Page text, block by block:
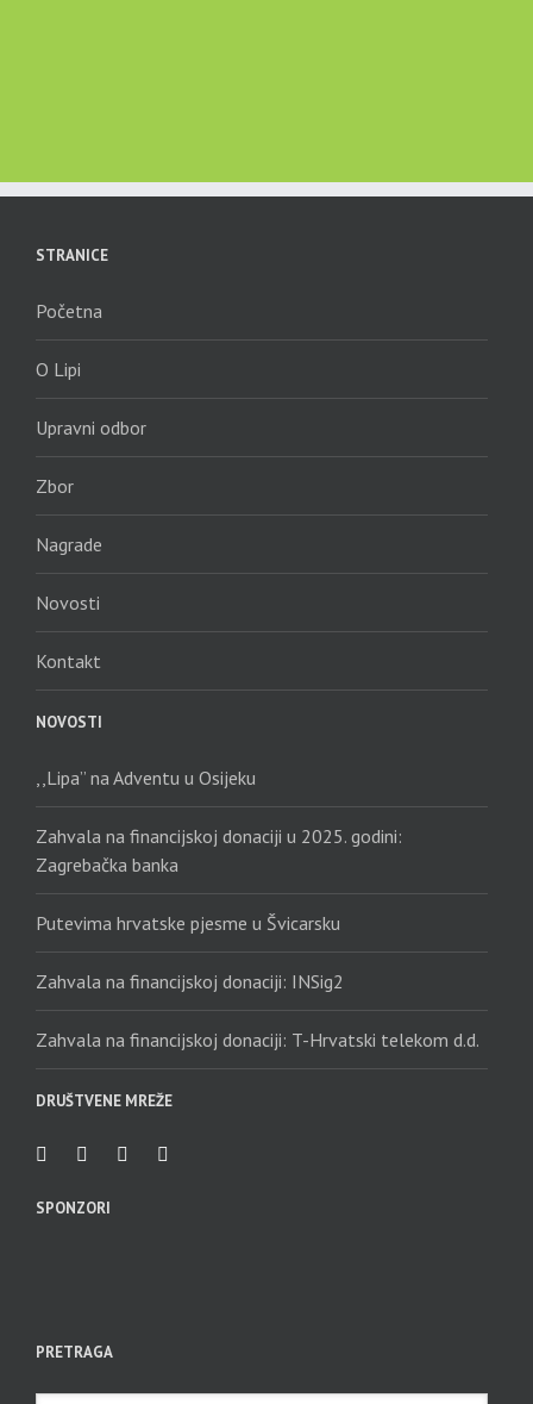
STRANICE
Početna
O Lipi
Upravni odbor
Zbor
Nagrade
Novosti
Kontakt
NOVOSTI
,,Lipa” na Adventu u Osijeku
Zahvala na financijskoj donaciji u 2025. godini:
Zagrebačka banka
Putevima hrvatske pjesme u Švicarsku
Zahvala na financijskoj donaciji: INSig2
Zahvala na financijskoj donaciji: T-Hrvatski telekom d.d.
DRUŠTVENE MREŽE
SPONZORI
PRETRAGA